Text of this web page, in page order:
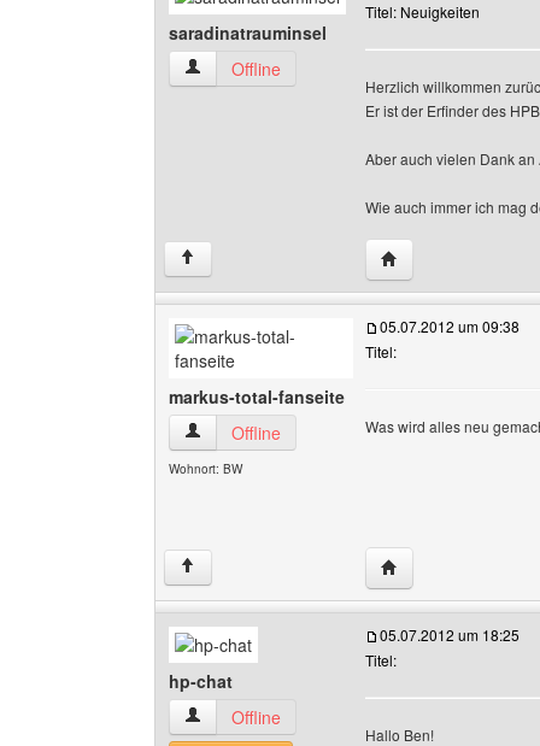
saradinatrauminsel
saradinatrauminsel Benutzer-Profile anzeigen
Offline
Titel: Neuigkeiten
Herzlich willkommen
Er ist der Erfinder des
Aber auch vielen Dank
Wie auch immer ich mag
↑ Website dieses
markus-total-fanseite
markus-total-fanseite Benutzer-Profile
Offline
Wohnort: BW
05.07.2012 um 09:38
Titel:
Was wird alles neu
↑ Website dieses
hp-chat
hp-chat Benutzer-Profile anzeigen
Offline
05.07.2012 um 18:25
Titel:
Hallo Ben!